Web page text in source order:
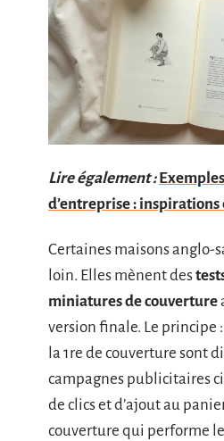
Lire également :
d’entreprise : inspirations
Certaines maisons anglo-
loin. Elles mènent des
miniatures de couverture
version finale. Le principe
la 1re de couverture sont
campagnes publicitaires
de clics et d’ajout au
couverture qui performe